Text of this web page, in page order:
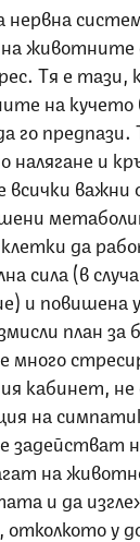
животните
Тя е тази,
на кучето
го предпази.
налягане и
всички важни
да
сила (в
и
план за
много
кабинет, не
на
задействат
на
и да
у